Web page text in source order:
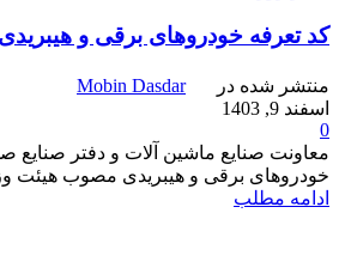
کد تعرفه خودروهای برقی و
منتشر شده در
Mobin Dasdar
اسفند 9, 1403
0
معاونت صنایع ماشین آلات و دفتر صنایع
خودروهای برقی و هیبریدی مصوب هیئت
ادامه مطلب